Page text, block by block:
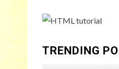
TRENDING
9